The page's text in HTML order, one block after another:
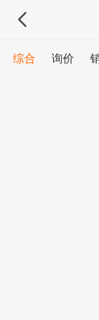
综合 询价